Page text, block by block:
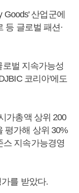
Goods' 산업군에
등 글로벌 패션·
로벌 지속가능성
코리아'에도
가총액 상위 200
평가해 상위 30%
스 지속가능경영
를 받았다.